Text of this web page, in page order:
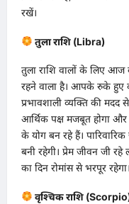
रखें।
तुला राशि (Libra)
​तुला राशि वालों के लिए आज
रहने वाला है। आपके रुके हुए
प्रभावशाली व्यक्ति की मदद
आर्थिक पक्ष मजबूत होगा
के योग बन रहे हैं।
बनी रहेगी। प्रेम जीवन जी
का दिन रोमांस से भरपूर रहेगा।
वृश्चिक राशि